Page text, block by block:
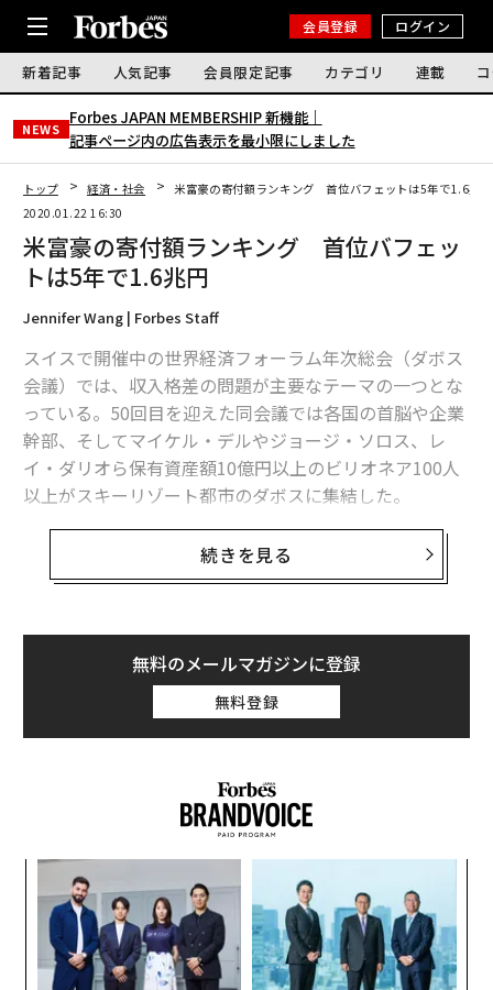
会員登録 ログイン
新着記事 人気記事 会員限定記事 カテゴリ 連載
NEWS
Forbes JAPAN MEMBERSHIP 新機能｜
記事ページ内の広告表示を最小限にしました
トップ 経済・社会
米富豪の寄付額ランキング 首位バフェットは5年で1.6兆円
2020.01.22 16:30
米富豪の寄付額ランキング 首位バフェッ
トは5年で1.6兆円
Jennifer Wang | Forbes Staff
スイスで開催中の世界経済フォーラム年次総会（ダボス
会議）では、収入格差の問題が主要なテーマの一つとな
っている。50回目を迎えた同会議では各国の首脳や企業
幹部、そしてマイケル・デルやジョージ・ソロス、レ
イ・ダリオら保有資産額10億円以上のビリオネア100人
以上がスキーリゾート都市のダボスに集結した。
世界の大富豪たちは近年、一部が慈善事業への寄付額を
増やしているものの、多くは非営利団体に寄付を行う代
ている。こうした財団の年間寄付額は多くの場合、保有
資産の5％にしか相当しない。
フォーブスは、世界の大富豪のうち実際に非営利団体に
対して行っている寄付額が多い人物は誰かを特定すべ
年の米富豪の寄付額を調査。寄付を宣言した額や財団へ
の寄付ではなく、実際に寄付先団体に届いた額を対象と
したランキングを作成した。
続きを見る
無料のメールマガジンに登録
無料登録